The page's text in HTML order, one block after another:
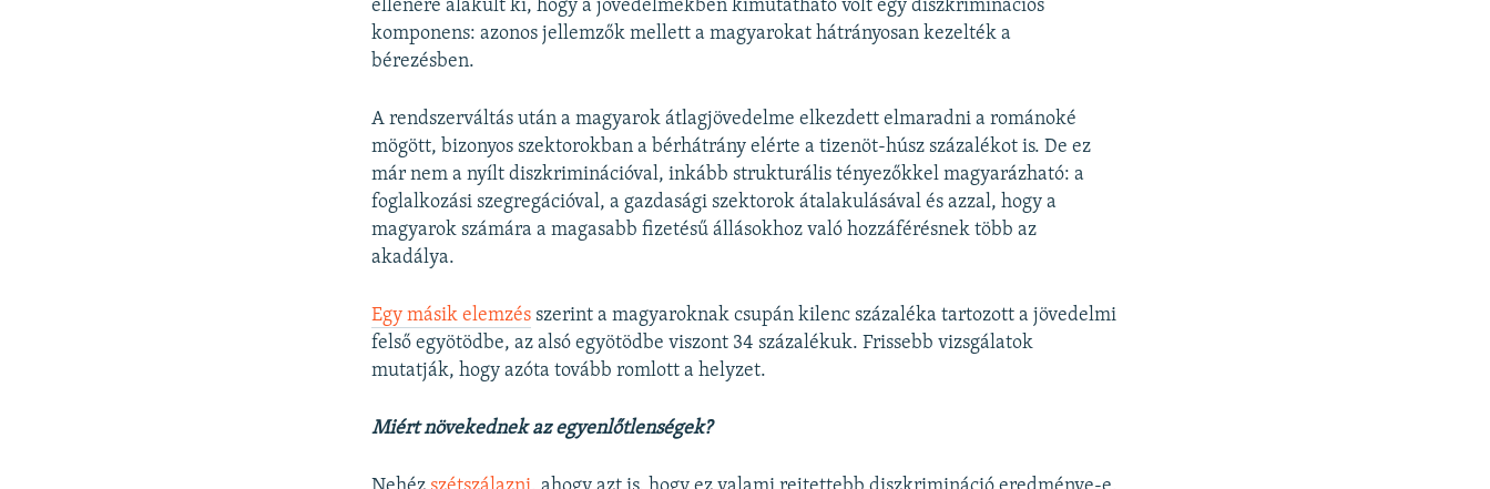
ellenére alakult ki, hogy a jövedelmekben kimutatható volt egy diszkriminációs
komponens: azonos jellemzők mellett a magyarokat hátrányosan kezelték a
bérezésben.
A rendszerváltás után a magyarok átlagjövedelme elkezdett elmaradni a románoké
mögött, bizonyos szektorokban a bérhátrány elérte a tizenöt-húsz százalékot is. De ez
már nem a nyílt diszkriminációval, inkább strukturális tényezőkkel magyarázható: a
foglalkozási szegregációval, a gazdasági szektorok átalakulásával és azzal, hogy a
magyarok számára a magasabb fizetésű állásokhoz való hozzáférésnek több az
akadálya.
Egy másik elemzés szerint a magyaroknak csupán kilenc százaléka tartozott a jövedelmi
felső egyötödbe, az alsó egyötödbe viszont 34 százalékuk. Frissebb vizsgálatok
mutatják, hogy azóta tovább romlott a helyzet.
Miért növekednek az egyenlőtlenségek?